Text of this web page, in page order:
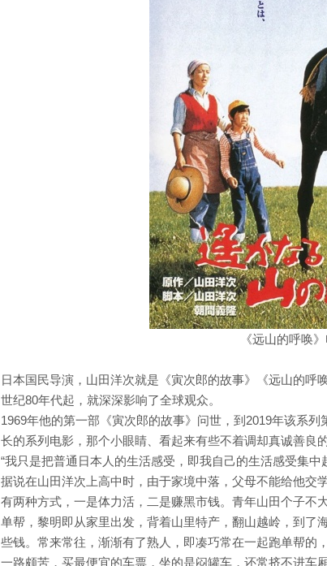
《远山的呼唤
日本国民导演，山田洋次就是《寅次郎的故事》《远山的呼
世纪80年代起，就深深影响了全球观众。
1969年他的第一部《寅次郎的故事》问世，到2019年该系
长的系列电影，那个小眼睛、看起来有些不着调却真诚善良
“我只是把普通日本人的生活感受，即我自己的生活感受集
据说在山田洋次上高中时，由于家境中落，父母不能给他交
有两种方式，一是体力活，二是赚黑市钱。青年山田个子不
单帮，黎明即从家里出发，背着山里特产，翻山越岭，到了
些钱。常来常往，渐渐有了熟人，即凑巧常在一起跑单帮的
一路颇苦，买最便宜的车票，坐的是闷罐车，还常挤不进车